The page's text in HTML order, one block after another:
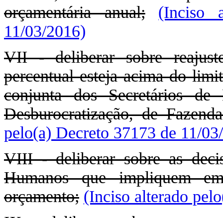
orçamentária anual;
(Inciso
11/03/2016)
VII - deliberar sobre
percentual esteja acima do
conjunta dos Secretários
Desburocratização, de
pelo(a) Decreto 37173 de 11/
VIII - deliberar sobre as
Humanos que impliquem
orçamento; (Inciso alterado